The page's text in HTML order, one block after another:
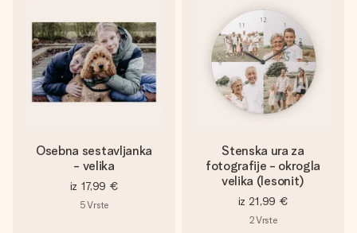
Osebna sestavljanka
- velika
iz 17,99 €
5Vrste
Stenska ura za
fotografije - okrogla
velika (lesonit)
iz 21,99 €
2Vrste